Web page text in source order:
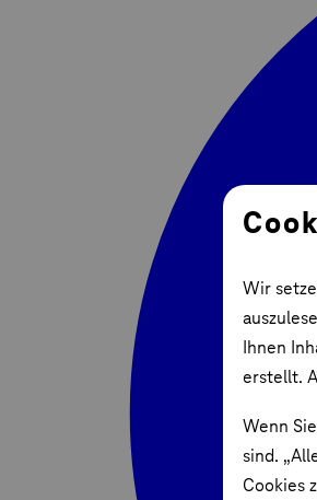
Wir
Ihnen
erstellt.
Wenn
sind.
Cookies